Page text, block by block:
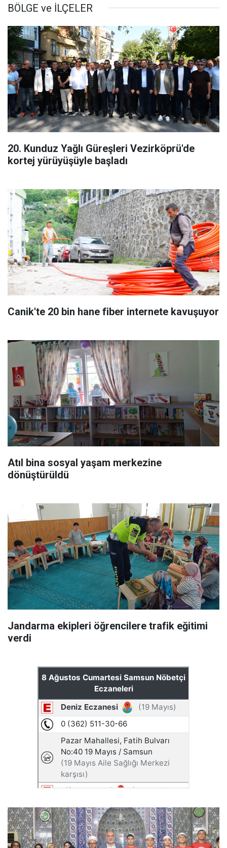
BÖLGE ve İLÇELER
20. Kunduz Yağlı Güreşleri Vezirköprü'de
kortej yürüyüşüyle başladı
Canik'te 20 bin hane fiber internete kavuşuyor
Atıl bina sosyal yaşam merkezine
dönüştürüldü
Jandarma ekipleri öğrencilere trafik eğitimi
verdi